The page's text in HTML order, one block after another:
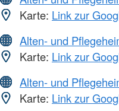
Karte: Link zur
Alten- und
Karte: Link zur
Alten- und
Karte: Link zur